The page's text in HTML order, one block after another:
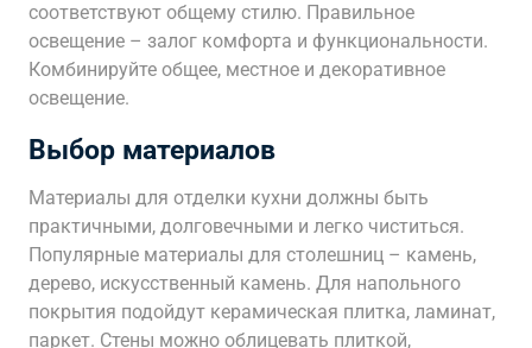
соответствуют общему стилю. Правильное
освещение – залог комфорта и функциональности.
Комбинируйте общее, местное и декоративное
освещение.
Выбор материалов
Материалы для отделки кухни должны быть
практичными, долговечными и легко чиститься.
Популярные материалы для столешниц – камень,
дерево, искусственный камень. Для напольного
покрытия подойдут керамическая плитка, ламинат,
паркет. Стены можно облицевать плиткой,